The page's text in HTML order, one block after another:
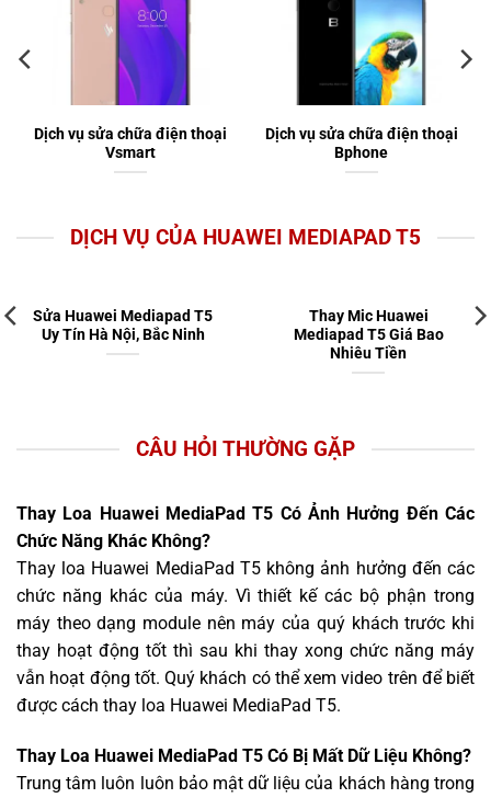
Dịch vụ sửa chữa điện thoại
Vsmart
Dịch vụ sửa chữa điện thoại
Bphone
DỊCH VỤ CỦA HUAWEI MEDIAPAD T5
Sửa Huawei Mediapad T5
Uy Tín Hà Nội, Bắc Ninh
Thay Mic Huawei
Mediapad T5 Giá Bao
Nhiêu Tiền
CÂU HỎI THƯỜNG GẶP
Thay Loa Huawei MediaPad T5 Có Ảnh Hưởng Đến Các
Chức Năng Khác Không?
Thay loa Huawei MediaPad T5 không ảnh hưởng đến các
chức năng khác của máy. Vì thiết kế các bộ phận trong
máy theo dạng module nên máy của quý khách trước khi
thay hoạt động tốt thì sau khi thay xong chức năng máy
vẫn hoạt động tốt. Quý khách có thể xem video trên để biết
được cách thay loa Huawei MediaPad T5.
Thay Loa Huawei MediaPad T5 Có Bị Mất Dữ Liệu Không?
Trung tâm luôn luôn bảo mật dữ liệu của khách hàng trong